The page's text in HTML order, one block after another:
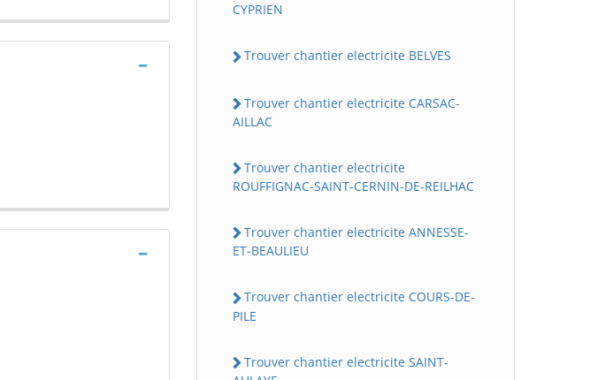
CYPRIEN
Trouver chantier electricite BELVES
Trouver chantier electricite CARSAC-
AILLAC
Trouver chantier electricite
ROUFFIGNAC-SAINT-CERNIN-DE-REILHAC
Trouver chantier electricite ANNESSE-
ET-BEAULIEU
Trouver chantier electricite COURS-DE-
PILE
Trouver chantier electricite SAINT-